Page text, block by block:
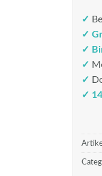
✓
✓
✓
✓
✓
✓